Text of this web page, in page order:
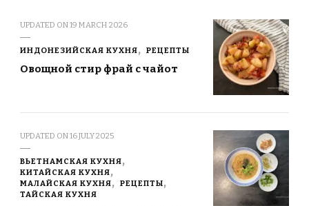
UPDATED ON19 MARCH 2026
ИНДОНЕЗИЙСКАЯ КУХНЯ РЕЦЕПТЫ
Овощной стир фрай с чайот
UPDATED ON16 JULY 2025
ВЬЕТНАМСКАЯ КУХНЯ
КИТАЙСКАЯ КУХНЯ
МАЛАЙСКАЯ КУХНЯ
РЕЦЕПТЫ
ТАЙСКАЯ КУХНЯ